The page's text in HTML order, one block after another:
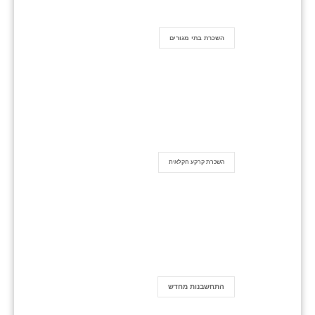
השכרת בתי מגורים
השכרת קרקע חקלאית
התחשבנות מחדש